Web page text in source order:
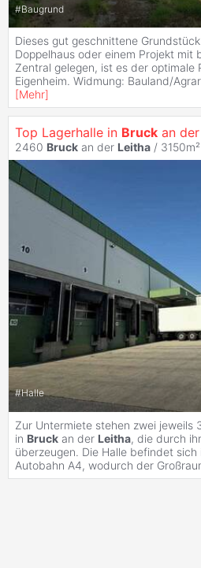
#Baugrund
Dieses gut geschnittene
Doppelhaus oder einem Projekt mit
Zentral gelegen, ist es der optimale
Eigenheim. Widmung: Bauland/
[Mehr]
Top Lagerhalle in Bruck an der
2460 Bruck an der Leitha / 3150m²
#Halle
Zur Untermiete stehen zwei jeweils
in Bruck an der Leitha, die durch
überzeugen. Die Halle befindet
Autobahn A4, wodurch der